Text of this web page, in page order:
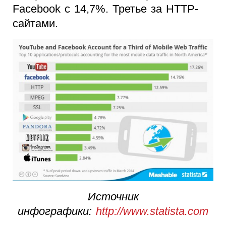
Facebook с 14,7%. Третье за HTTP-
сайтами.
Источник
инфографики: http://www.statista.com